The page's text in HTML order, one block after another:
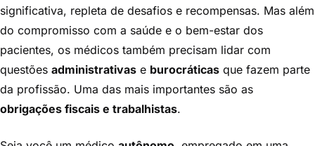
significativa, repleta de desafios e recompensas. Mas além
do compromisso com a saúde e o bem-estar dos
pacientes, os médicos também precisam lidar com
questões administrativas e burocráticas que fazem parte
da profissão. Uma das mais importantes são as
obrigações fiscais e trabalhistas.